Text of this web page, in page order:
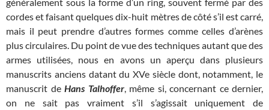
généralement sous la forme d’un ring, souvent fermé par des
cordes et faisant quelques dix-huit mètres de côté s’il est carré,
mais il peut prendre d’autres formes comme celles d’arènes
plus circulaires. Du point de vue des techniques autant que des
armes utilisées, nous en avons un aperçu dans plusieurs
manuscrits anciens datant du XVe siècle dont, notamment, le
manuscrit de Hans Talhoffer, même si, concernant ce dernier,
on ne sait pas vraiment s’il s’agissait uniquement de